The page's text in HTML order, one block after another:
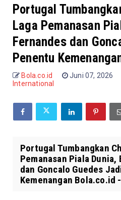
Portugal
Laga Pemanasan
Fernandes dan
Penentu
Bola.co.id Juni 07, 2026
International
Portugal Tumbangkan
Pemanasan Piala
dan Goncalo Guedes
Kemenangan Bola.co.id